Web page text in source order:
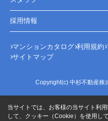
採用情報
マンションカタログ 利用規約
サイトマップ
Copyright(c) 中杉不動産
当サイトでは、お客様の当サイト利
して、クッキー（Cookie）を使用して